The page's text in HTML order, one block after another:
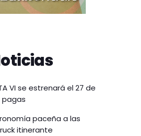
VI se estrenará el 27 de
pagas
paceña a las
itinerante